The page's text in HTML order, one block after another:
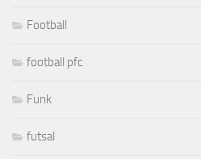
Football
football pfc
Funk
futsal